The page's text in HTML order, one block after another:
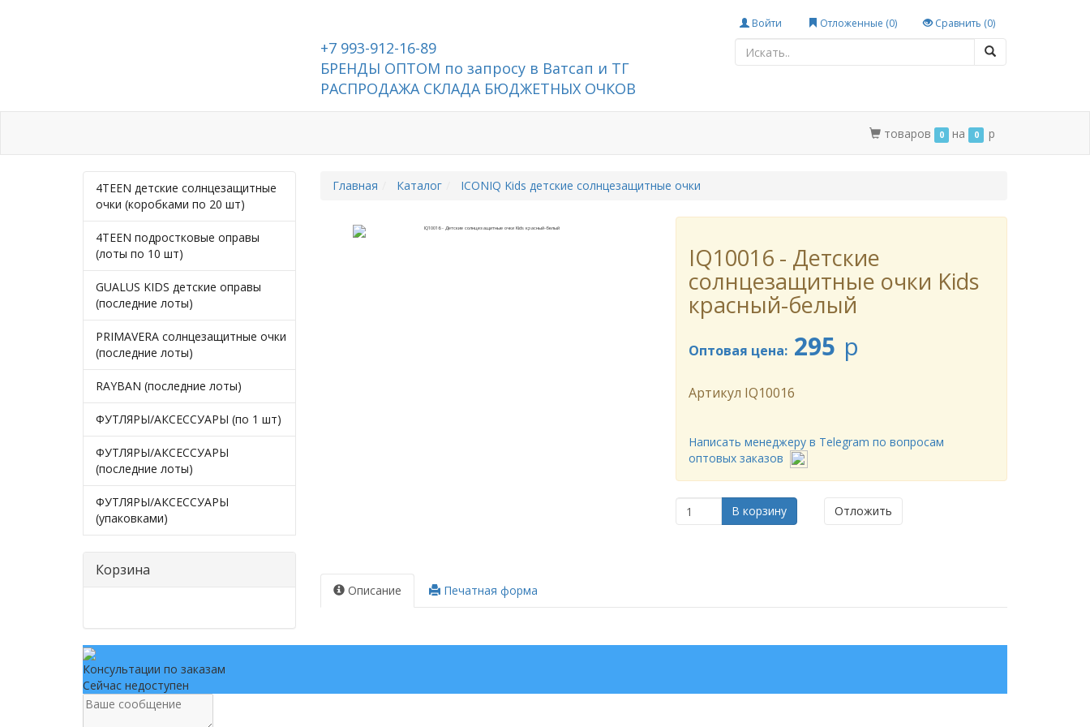
Войти Отложенные (0) Сравнить (0)
+7 993-912-16-89
БРЕНДЫ ОПТОМ по запросу в Ватсап и ТГ
РАСПРОДАЖА СКЛАДА БЮДЖЕТНЫХ ОЧКОВ
товаров 0 на 0 p
4TEEN детские солнцезащитные
очки (коробками по 20 шт)
4TEEN подростковые оправы
(лоты по 10 шт)
GUALUS KIDS детские оправы
(последние лоты)
PRIMAVERA солнцезащитные очки
(последние лоты)
RAYBAN (последние лоты)
ФУТЛЯРЫ/АКСЕССУАРЫ (по 1 шт)
ФУТЛЯРЫ/АКСЕССУАРЫ
(последние лоты)
ФУТЛЯРЫ/АКСЕССУАРЫ
(упаковками)
Корзина
Главная Каталог ICONIQ Kids детские солнцезащитные очки
IQ10016 - Детские
солнцезащитные очки Kids
красный-белый
Оптовая цена: 295 p
Артикул IQ10016
Написать менеджеру в Telegram по вопросам
оптовых заказов
В корзину Отложить
Описание Печатная форма
Консультации по заказам
Сейчас недоступен